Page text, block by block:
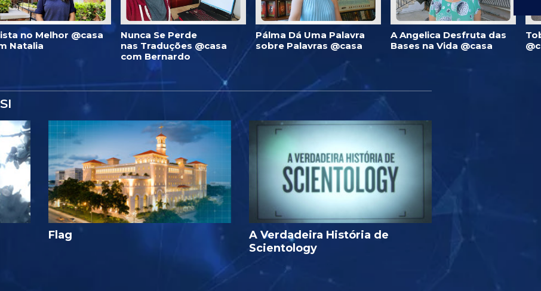
no Melhor @casa
Natalia
Nunca Se Perde
nas Traduções @casa
com Bernardo
Pálma Dá Uma Palavra
sobre Palavras @casa
A Angelica Desfruta das
Bases na Vida @casa
Flag
A Verdadeira História de
Scientology